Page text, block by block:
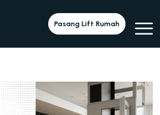
Pasang Lift Rumah